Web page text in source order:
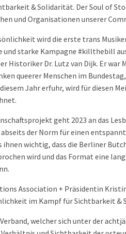
& Solidarität. Der Soul of
und Organisationen unserer
wird die erste trans
und starke Kampagne #killthebill
Historiker Dr. Lutz van Dijk. Er
queerer Menschen im
Jahr erfuhr, wird für diesen
geht 2023 an das
der Norm für einen
ihnen wichtig, dass die Berliner
wird und das Format eine
Association + Präsidentin
im Kampf für Sichtbarkeit &
welcher sich unter der